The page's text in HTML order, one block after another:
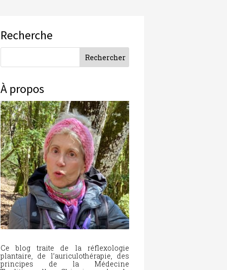
Recherche
À propos
Ce blog traite de la réflexologie
plantaire, de l’auriculothérapie, des
principes de la Médecine